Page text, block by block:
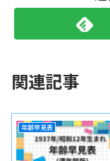
関連記事
年齢早見表